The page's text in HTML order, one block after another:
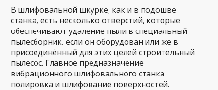
В шлифовальной шкурке, как и в подошве
станка, есть несколько отверстий, которые
обеспечивают удаление пыли в специальный
пылесборник, если он оборудован или же в
присоединённый для этих целей строительный
пылесос. Главное предназначение
вибрационного шлифовального станка
полировка и шлифование поверхностей.